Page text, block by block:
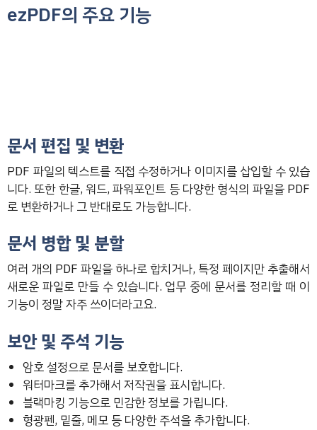
ezPDF의 주요 기능
문서 편집 및 변환
PDF 파일의 텍스트를 직접 수정하거나 이미지를 삽입할 수 있습
니다. 또한 한글, 워드, 파워포인트 등 다양한 형식의 파일을 PDF
로 변환하거나 그 반대로도 가능합니다.
문서 병합 및 분할
여러 개의 PDF 파일을 하나로 합치거나, 특정 페이지만 추출해서
새로운 파일로 만들 수 있습니다. 업무 중에 문서를 정리할 때 이
기능이 정말 자주 쓰이더라고요.
보안 및 주석 기능
암호 설정으로 문서를 보호합니다.
워터마크를 추가해서 저작권을 표시합니다.
블랙마킹 기능으로 민감한 정보를 가립니다.
형광펜, 밑줄, 메모 등 다양한 주석을 추가합니다.